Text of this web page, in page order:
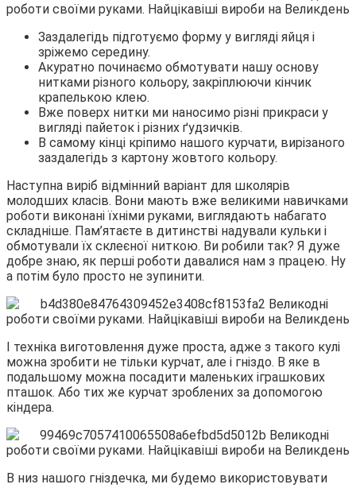
Заздалегідь підготуємо форму у вигляді яйця і
зріжемо середину.
Акуратно починаємо обмотувати нашу основу
нитками різного кольору, закріплюючи кінчик
крапелькою клею.
Вже поверх нитки ми наносимо різні прикраси у
вигляді пайеток і різних ґудзичків.
В самому кінці кріпимо нашого курчати, вирізаного
заздалегідь з картону жовтого кольору.
Наступна виріб відмінний варіант для школярів
молодших класів. Вони мають вже великими навичками
роботи виконані їхніми руками, виглядають набагато
складніше. Пам’ятаєте в дитинстві надували кульки і
обмотували їх склеєної ниткою. Ви робили так? Я дуже
добре знаю, як перші роботи давалися нам з працею. Ну
а потім було просто не зупинити.
І техніка виготовлення дуже проста, адже з такого кулі
можна зробити не тільки курчат, але і гніздо. В яке в
подальшому можна посадити маленьких іграшкових
пташок. Або тих же курчат зроблених за допомогою
кіндера.
В низ нашого гніздечка, ми будемо використовувати